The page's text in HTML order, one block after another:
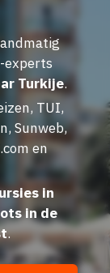
experts
Turkije.
TUI,
Sunweb,
en
in
in de
.